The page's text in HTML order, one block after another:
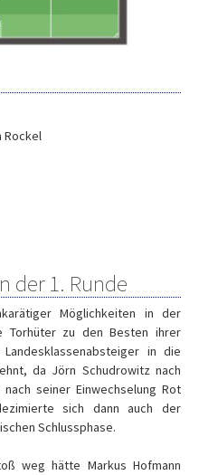
Rockel
der 1. Runde
Möglichkeiten in der
Torhüter zu den Besten ihrer
in die
da Jörn Schudrowitz nach
seiner Einwechselung Rot
sich dann auch der
Schlussphase.
weg hätte Markus Hofmann